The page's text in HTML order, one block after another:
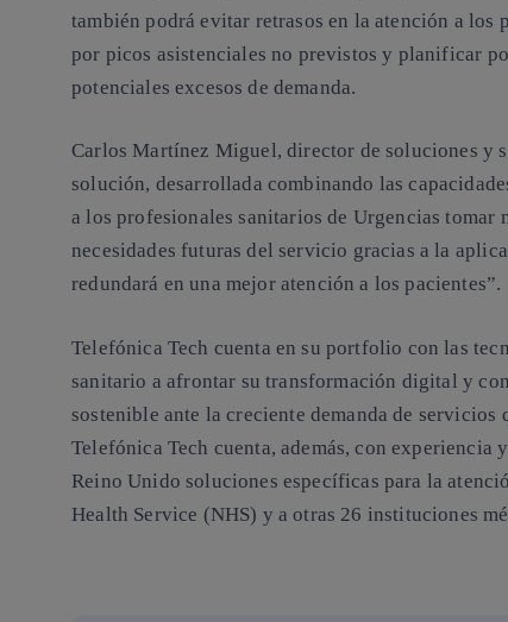
también podrá evitar retrasos en la atención a los
por picos asistenciales no previstos y planificar
potenciales excesos de demanda.
Carlos Martínez Miguel, director de soluciones y
solución, desarrollada combinando las
a los profesionales sanitarios de Urgencias
necesidades futuras del servicio gracias a la
redundará en una mejor atención a los pacientes”.
Telefónica Tech cuenta en su portfolio con las
sanitario a afrontar su transformación digital y
sostenible ante la creciente demanda de servicios
Telefónica Tech cuenta, además, con
Reino Unido soluciones específicas para la
Health Service (NHS) y a otras 26 instituciones